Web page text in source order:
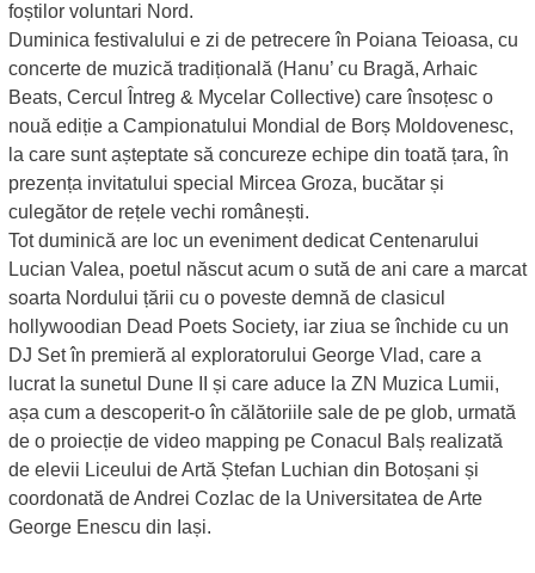
foștilor voluntari Nord.
Duminica festivalului e zi de petrecere în Poiana Teioasa, cu
concerte de muzică tradițională (Hanu’ cu Bragă, Arhaic
Beats, Cercul Întreg & Mycelar Collective) care însoțesc o
nouă ediție a Campionatului Mondial de Borș Moldovenesc,
la care sunt așteptate să concureze echipe din toată țara, în
prezența invitatului special Mircea Groza, bucătar și
culegător de rețele vechi românești.
Tot duminică are loc un eveniment dedicat Centenarului
Lucian Valea, poetul născut acum o sută de ani care a marcat
soarta Nordului țării cu o poveste demnă de clasicul
hollywoodian Dead Poets Society, iar ziua se închide cu un
DJ Set în premieră al exploratorului George Vlad, care a
lucrat la sunetul Dune II și care aduce la ZN Muzica Lumii,
așa cum a descoperit-o în călătoriile sale de pe glob, urmată
de o proiecție de video mapping pe Conacul Balș realizată
de elevii Liceului de Artă Ștefan Luchian din Botoșani și
coordonată de Andrei Cozlac de la Universitatea de Arte
George Enescu din Iași.